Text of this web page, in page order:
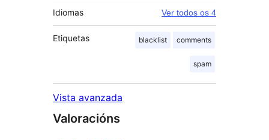
Idiomas Ver todos os 4
Etiquetas blacklist comments
spam
Vista avanzada
Valoracións